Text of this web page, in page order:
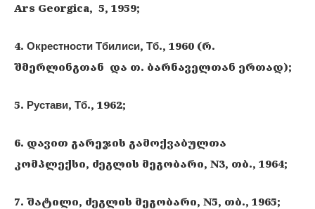
Ars Georgica, 5, 1959;
4. Окрестности Тбилиси, Тб., 1960 (რ.
შმერლინგთან და თ. ბარნაველთან ერთად);
5. Рустави, Тб., 1962;
6. დავით გარეჯის გამოქვაბულთა
კომპლექსი, ძეგლის მეგობარი, N3, თბ., 1964;
7. შატილი, ძეგლის მეგობარი, N5, თბ., 1965;